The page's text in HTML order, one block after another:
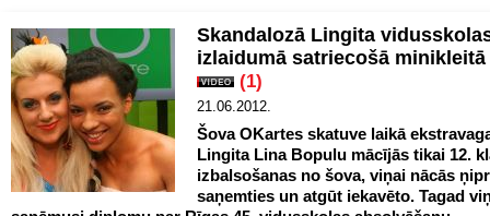
Skandalozā Lingita
izlaidumā satriecošā minikleitā
(1)
21.06.2012.
Šova OKartes skatuve laikā
Lingita Lina Bopulu mācījās tikai 12.
izbalsošanas no šova, viņai nācās
saņemties un atgūt iekavēto. Tagad